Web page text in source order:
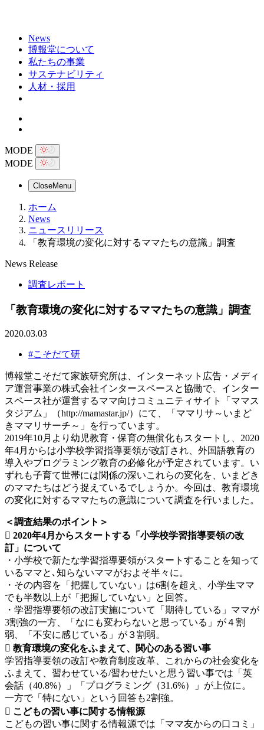
News
博報堂について
私たちの事業
サステナビリティ
人材・採用
MODE
MODE
CloseMenu
ホーム
News
ニュースリリース
「教育環境の変化に対するママたちの意識」調査
News Release
調査レポート
「教育環境の変化に対するママたちの意識」調査
2020.03.03
#こそだて研
博報堂こそだて家族研究所は、インターネット広告・メディ
ア運営事業の株式会社インタースペースと協働で、インター
スペース社が運営するママ向けコミュニティサイト「ママス
タジアム」（http://mamastar.jp/）にて、「ママリサ～いまど
きママリサーチ～」を行っています。
2019年10月より幼児教育・保育の無償化もスタートし、2020
年4月からは小学校学習指導要領が改訂され、外国語教育の
導入やプログラミング教育の必修化が予定されています。い
ずれも子育て世帯には関係の深いこれらの変化を、いまどき
のママたちはどう捉えているでしょうか。今回は、教育環境
の変化に対するママたちの意識について調査を行いました。
＜調査結果のポイント＞
 2020年4月からスタートする「小学校学習指導要領の改
訂」について
・小学校で新たな学習指導要領がスタートすることを知って
いるママと､知らないママがおよそ半々に。
・その内容を「把握していない」は6割を超え、小学生ママ
でも半数以上が「把握していない」と回答。
・学習指導要領の改訂実施について「期待している」ママが
3割強の一方、「なにも変わらないと思っている」が４割
弱、「不安に感じている」が３割弱。
 教育環境の変化をふまえて、関心のある習い事
学習指導要領の改訂や教育制度改革、これからの社会変化を
ふまえて、習わせている/習わせたいと思う習い事では「英
会話（40.8%）」「プログラミング（31.6%）」が上位に。
一方で「特にない」という回答も2割強。
 こどもの習い事に関する情報源
こどもの習い事に関する情報源では「ママ友からの口コミ」